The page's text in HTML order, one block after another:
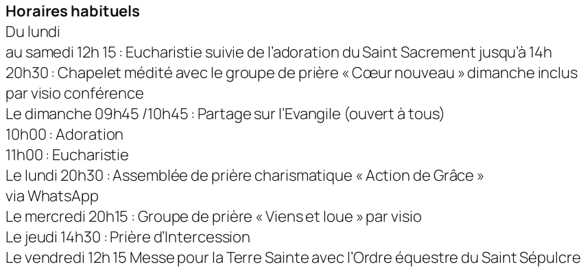
Horaires habituels
Du lundi
au samedi 12h 15 : Eucharistie suivie de l’adoration du Saint Sacrement jusqu’à 14h
20h30 : Chapelet médité avec le groupe de prière « Cœur nouveau » dimanche inclus
par visio conférence
Le dimanche 09h45 /10h45 : Partage sur l’Evangile (ouvert à tous)
10h00 : Adoration
11h00 : Eucharistie
Le lundi 20h30 : Assemblée de prière charismatique « Action de Grâce »
via WhatsApp
Le mercredi 20h15 : Groupe de prière « Viens et loue » par visio
Le jeudi 14h30 : Prière d’Intercession
Le vendredi 12h 15 Messe pour la Terre Sainte avec l’Ordre équestre du Saint Sépulcre